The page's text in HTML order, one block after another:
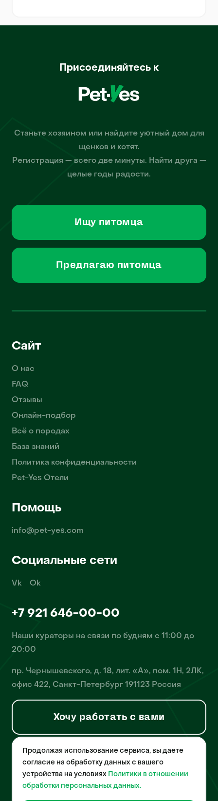
Присоединяйтесь к
Станьте хозяином или найдите уютный дом для
щенков и котят.
Регистрация — всего две минуты. Найти друга —
целые годы радости.
Ищу питомца
Предлагаю питомца
Сайт
О нас
FAQ
Отзывы
Онлайн-подбор
Всё о породах
База знаний
Политика конфиденциальности
Pet-Yes Отели
Помощь
info@pet-yes.com
Социальные сети
Vk Ok
+7 921 646-00-00
Наши кураторы на связи по будням с 11:00 до
20:00
пр. Чернышевского, д. 18, лит. «А», пом. 1Н, 2ЛК,
офис 422, Санкт-Петербург 191123 Россия
Хочу работать с вами
© 2026 Pet-Yes. ООО «Биржа домашних животных «Пет-Ес»
осуществляет деятельность в области информационных
технологий, деятельность по разработке и эксплуатации
собственного программного обеспечения, деятельность
порталов в информационно-коммуникационной сети Интернет и
Продолжая использование сервиса, вы даете
согласие на обработку данных с вашего
устройства на условиях Политики в отношении
обработки персональных данных.